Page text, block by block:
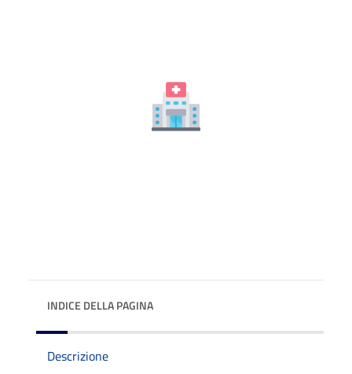
INDICE DELLA PAGINA
Descrizione